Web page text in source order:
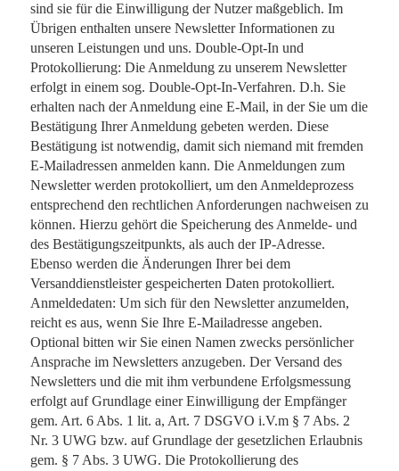
sind sie für die Einwilligung der Nutzer maßgeblich. Im
Übrigen enthalten unsere Newsletter Informationen zu
unseren Leistungen und uns. Double-Opt-In und
Protokollierung: Die Anmeldung zu unserem Newsletter
erfolgt in einem sog. Double-Opt-In-Verfahren. D.h. Sie
erhalten nach der Anmeldung eine E-Mail, in der Sie um die
Bestätigung Ihrer Anmeldung gebeten werden. Diese
Bestätigung ist notwendig, damit sich niemand mit fremden
E-Mailadressen anmelden kann. Die Anmeldungen zum
Newsletter werden protokolliert, um den Anmeldeprozess
entsprechend den rechtlichen Anforderungen nachweisen zu
können. Hierzu gehört die Speicherung des Anmelde- und
des Bestätigungszeitpunkts, als auch der IP-Adresse.
Ebenso werden die Änderungen Ihrer bei dem
Versanddienstleister gespeicherten Daten protokolliert.
Anmeldedaten: Um sich für den Newsletter anzumelden,
reicht es aus, wenn Sie Ihre E-Mailadresse angeben.
Optional bitten wir Sie einen Namen zwecks persönlicher
Ansprache im Newsletters anzugeben. Der Versand des
Newsletters und die mit ihm verbundene Erfolgsmessung
erfolgt auf Grundlage einer Einwilligung der Empfänger
gem. Art. 6 Abs. 1 lit. a, Art. 7 DSGVO i.V.m § 7 Abs. 2
Nr. 3 UWG bzw. auf Grundlage der gesetzlichen Erlaubnis
gem. § 7 Abs. 3 UWG. Die Protokollierung des